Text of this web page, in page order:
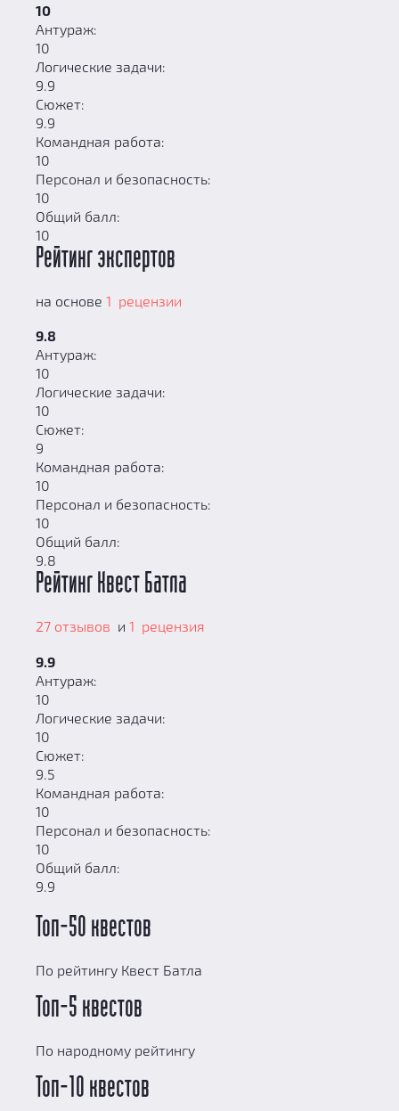
10
Антураж:
10
Логические задачи:
9.9
Сюжет:
9.9
Командная работа:
10
Персонал и безопасность:
10
Общий балл:
10
Рейтинг экспертов
на основе 1 рецензии
9.8
Антураж:
10
Логические задачи:
10
Сюжет:
9
Командная работа:
10
Персонал и безопасность:
10
Общий балл:
9.8
Рейтинг Квест Батла
27 отзывов и 1 рецензия
9.9
Антураж:
10
Логические задачи:
10
Сюжет:
9.5
Командная работа:
10
Персонал и безопасность:
10
Общий балл:
9.9
Топ-50 квестов
По рейтингу Квест Батла
Топ-5 квестов
По народному рейтингу
Топ-10 квестов